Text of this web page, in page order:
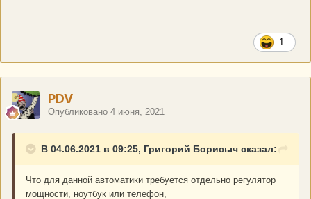
1
PDV
Опубликовано 4 июня, 2021
В 04.06.2021 в 09:25, Григорий Борисыч сказал:
Что для данной автоматики требуется отдельно регулятор
мощности, ноутбук или телефон,